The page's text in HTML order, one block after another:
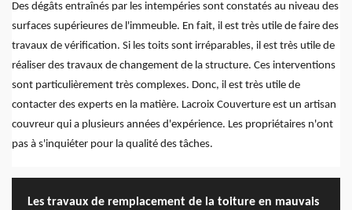
Des dégâts entraînés par les intempéries sont constatés au niveau des
surfaces supérieures de l'immeuble. En fait, il est très utile de faire des
travaux de vérification. Si les toits sont irréparables, il est très utile de
réaliser des travaux de changement de la structure. Ces interventions
sont particulièrement très complexes. Donc, il est très utile de
contacter des experts en la matière. Lacroix Couverture est un artisan
couvreur qui a plusieurs années d'expérience. Les propriétaires n'ont
pas à s'inquiéter pour la qualité des tâches.
Les travaux de remplacement de la toiture en mauvais